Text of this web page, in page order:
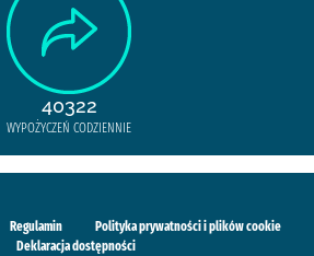
40322
WYPOŻYCZEŃ CODZIENNIE
Regulamin
Polityka prywatności i plików cookie
Deklaracja dostępności